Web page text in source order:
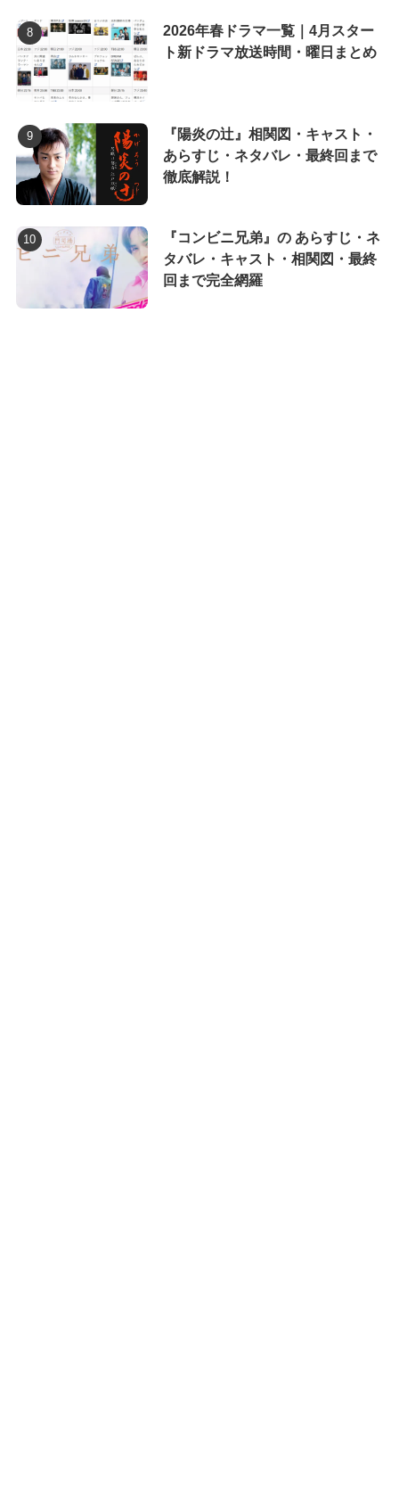
2026年春ドラマ一覧｜4月スター
ト新ドラマ放送時間・曜日まとめ
『陽炎の辻』相関図・キャスト・
あらすじ・ネタバレ・最終回まで
徹底解説！
『コンビニ兄弟』の あらすじ・ネ
タバレ・キャスト・相関図・最終
回まで完全網羅